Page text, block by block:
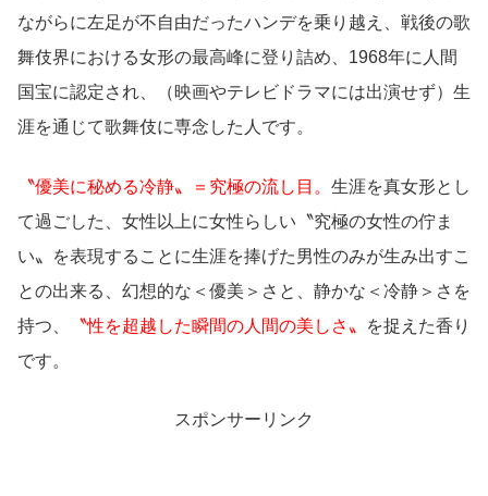
ながらに左足が不自由だったハンデを乗り越え、戦後の歌
舞伎界における女形の最高峰に登り詰め、1968年に人間
国宝に認定され、（映画やテレビドラマには出演せず）生
涯を通じて歌舞伎に専念した人です。
〝優美に秘める冷静〟＝究極の流し目。 生涯を真女形とし
て過ごした、女性以上に女性らしい〝究極の女性の佇ま
い〟を表現することに生涯を捧げた男性のみが生み出すこ
との出来る、幻想的な＜優美＞さと、静かな＜冷静＞さを
持つ、
〝性を超越した瞬間の人間の美しさ〟
を捉えた香り
です。
スポンサーリンク